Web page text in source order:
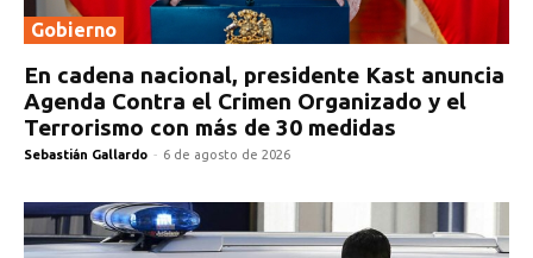
Gobierno
En cadena nacional, presidente Kast anuncia
Agenda Contra el Crimen Organizado y el
Terrorismo con más de 30 medidas
Sebastián Gallardo - 6 de agosto de 2026